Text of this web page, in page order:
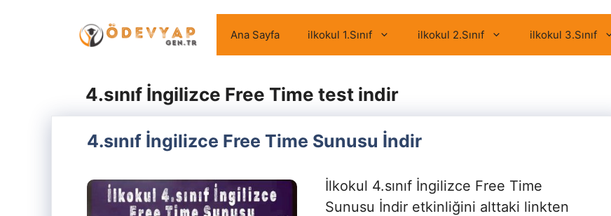
Ana Sayfa ilkokul 1.Sınıf ilkokul 2.Sınıf ilkokul 3.Sınıf
4.sınıf İngilizce Free Time test indir
4.sınıf İngilizce Free Time Sunusu İndir
İlkokul 4.sınıf İngilizce Free Time
Sunusu İndir etkinliğini alttaki linkten